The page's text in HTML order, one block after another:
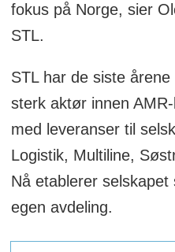
fokus på Norge, sier
STL.
STL har de siste
sterk aktør innen
med leveranser til
Logistik, Multiline,
Nå etablerer
egen avdeling.